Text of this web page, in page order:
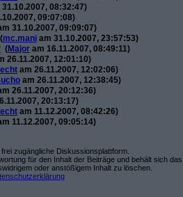
31.10.2007, 08:32:47)
09:07:08)
31.10.2007, 09:09:07)
(mc.mani am 31.10.2007, 23:57:53)
(Major am 16.11.2007, 08:49:11)
26.11.2007, 12:01:10)
am 26.11.2007, 12:02:06)
am 26.11.2007, 12:38:45)
26.11.2007, 20:12:36)
20:13:17)
am 11.12.2007, 08:42:26)
11.12.2007, 09:05:14)
zugängliche Diskussionsplattform.
für den Inhalt der Beiträge und behält sich das
oder anstößigem Inhalt zu löschen.